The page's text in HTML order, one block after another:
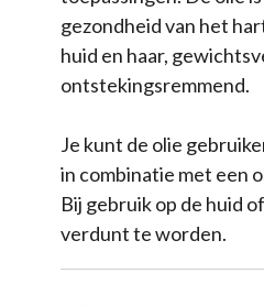
gezondheid van het
huid en haar,
ontstekingsremmend.
Je kunt de olie
in combinatie met een
Bij gebruik op de huid
verdunt te worden.